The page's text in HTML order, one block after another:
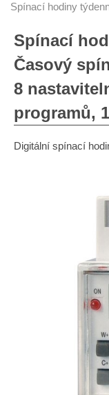
Spínací hodiny
Spínací
Časový
8
programů,
Digitální spínací